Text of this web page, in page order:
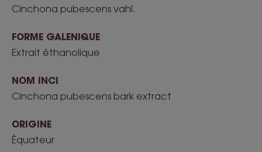
Cinchona pubescens vahl.
FORME GALENIQUE
Extrait éthanolique
NOM INCI
Cinchona pubescens bark extract
ORIGINE
Équateur